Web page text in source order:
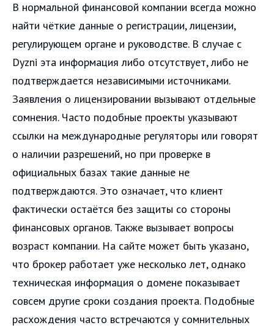
В нормальной финансовой компании всегда можно
найти чёткие данные о регистрации, лицензии,
регулирующем органе и руководстве. В случае с
Dyzni эта информация либо отсутствует, либо не
подтверждается независимыми источниками.
Заявления о лицензировании вызывают отдельные
сомнения. Часто подобные проекты указывают
ссылки на международные регуляторы или говорят
о наличии разрешений, но при проверке в
официальных базах такие данные не
подтверждаются. Это означает, что клиент
фактически остаётся без защиты со стороны
финансовых органов. Также вызывает вопросы
возраст компании. На сайте может быть указано,
что брокер работает уже несколько лет, однако
техническая информация о домене показывает
совсем другие сроки создания проекта. Подобные
расхождения часто встречаются у сомнительных